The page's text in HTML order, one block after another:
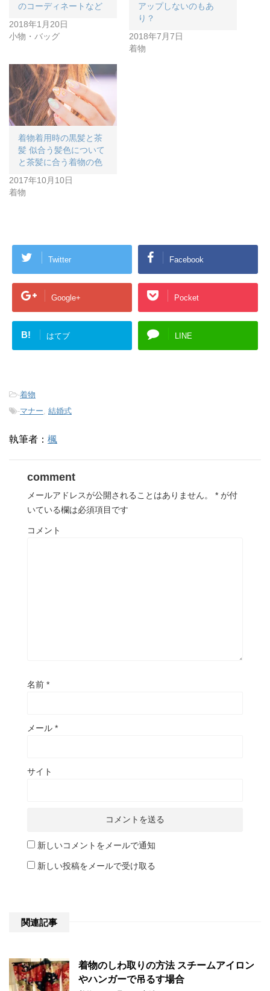
のコーディネートなど
2018年1月20日
小物・バッグ
アップしないのもあ
り？
2018年7月7日
着物
着物着用時の黒髪と茶
髪 似合う髪色について
と茶髪に合う着物の色
2017年10月10日
着物
Twitter Facebook
Google+ Pocket
B! はてブ LINE
-着物
-マナー, 結婚式
執筆者： 楓
comment
メールアドレスが公開されることはありません。 * が付
いている欄は必須項目です
コメント
名前 *
メール *
サイト
新しいコメントをメールで通知
新しい投稿をメールで受け取る
関連記事
着物のしわ取りの方法 スチームアイロン
やハンガーで吊るす場合